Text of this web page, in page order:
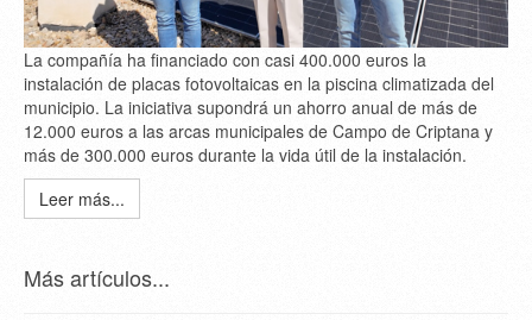
La compañía ha financiado con casi 400.000 euros la
instalación de placas fotovoltaicas en la piscina climatizada del
municipio. La iniciativa supondrá un ahorro anual de más de
12.000 euros a las arcas municipales de Campo de Criptana y
más de 300.000 euros durante la vida útil de la instalación.
Leer más...
Más artículos...